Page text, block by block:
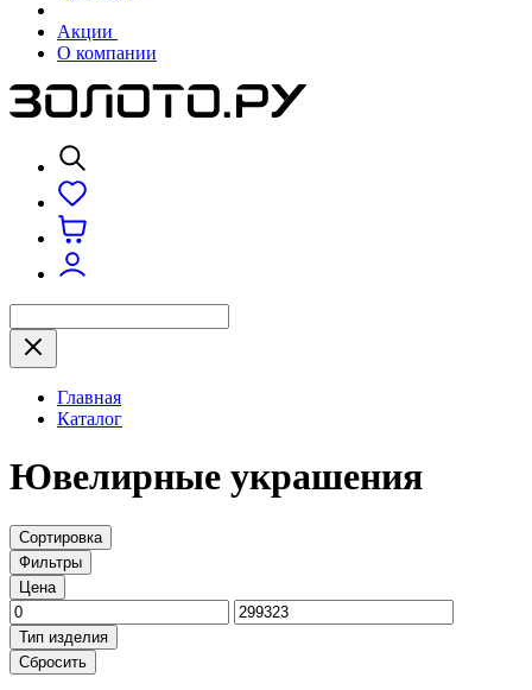
Акции
О компании
Главная
Каталог
Ювелирные украшения
Сортировка
Фильтры
Цена
Тип изделия
Сбросить